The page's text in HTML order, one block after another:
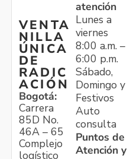
VENTA
NILLA
ÚNICA
DE
RADIC
ACIÓN
Bogotá:
Carrera
85D No.
46A – 65
Complejo
logístico
atención
Lunes a
viernes
8:00 a.m. –
6:00 p.m.
Sábado,
Domingo y
Festivos
Auto
consulta
Puntos de
Atención y